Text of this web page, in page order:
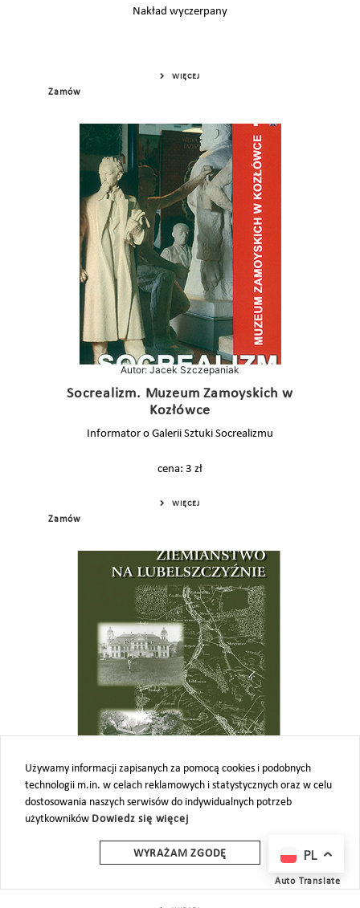
Nakład wyczerpany
WIĘCEJ
Zamów
Autor: Jacek Szczepaniak
Socrealizm. Muzeum Zamoyskich w
Kozłówce
Informator o Galerii Sztuki Socrealizmu
cena: 3 zł
WIĘCEJ
Zamów
Ziemiaństwo na Lubelszczyźnie I
Materiały sesji naukowej zorganizowanej w Muzeum
Zamoyskich w Kozłówce 8-9 czerwca 2000
Używamy informacji zapisanych za pomocą cookies i podobnych
technologii m.in. w celach reklamowych i statystycznych oraz w celu
dostosowania naszych serwisów do indywidualnych potrzeb
użytkowników Dowiedz się więcej
WYRAŻAM ZGODĘ PL
Auto Translate